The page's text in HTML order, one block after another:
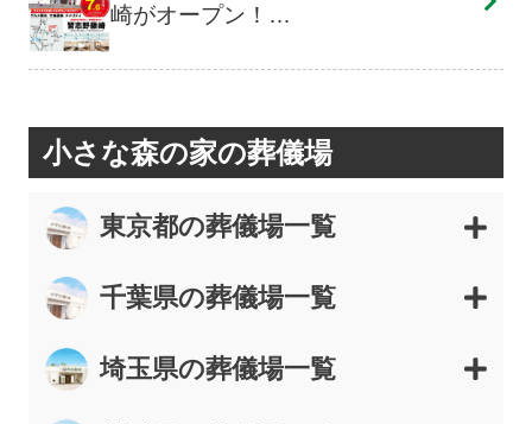
崎がオープン！…
小さな森の家の葬儀場
東京都の葬儀場一覧
千葉県の葬儀場一覧
埼玉県の葬儀場一覧